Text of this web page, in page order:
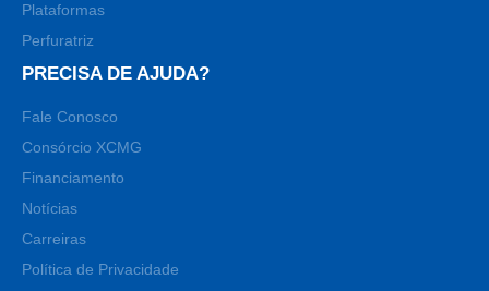
Plataformas
Perfuratriz
PRECISA DE AJUDA?
Fale Conosco
Consórcio XCMG
Financiamento
Notícias
Carreiras
Política de Privacidade